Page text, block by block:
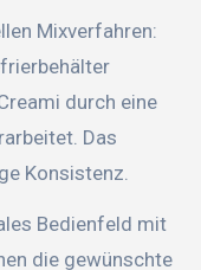
Mixverfahren:
durch eine
Das
Konsistenz.
Bedienfeld mit
die gewünschte